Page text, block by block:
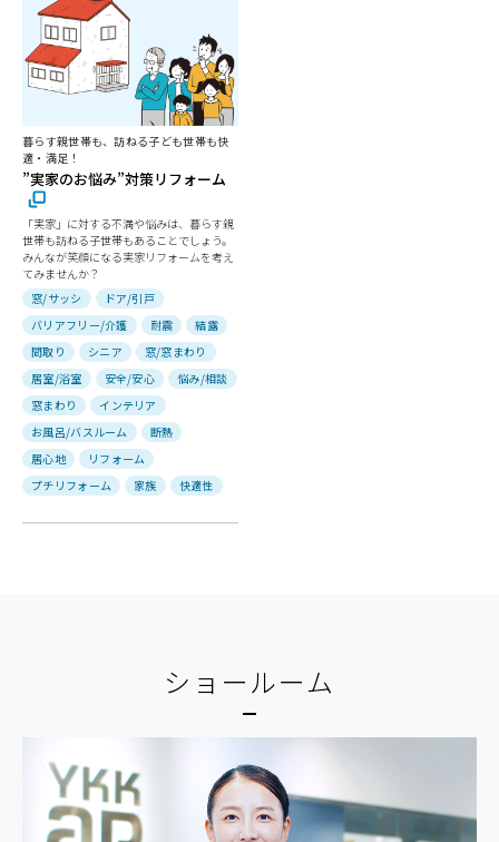
暮らす親世帯も、訪ねる子ども世帯も快
適・満足！
”実家のお悩み”対策リフォーム
「実家」に対する不満や悩みは、暮らす親
世帯も訪ねる子世帯もあることでしょう。
みんなが笑顔になる実家リフォームを考え
てみませんか？
窓/サッシ
ドア/引戸
バリアフリー/介護
耐震
結露
間取り
シニア
窓/窓まわり
居室/浴室
安全/安心
悩み/相談
窓まわり
インテリア
お風呂/バスルーム
断熱
居心地
リフォーム
プチリフォーム
家族 快適性
ショールーム